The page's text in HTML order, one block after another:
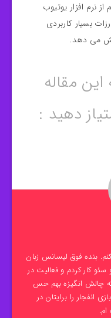
نرم افزار یوتیوب
بسیار کاربردی
می دهد.
این مقاله
دهید :
بنده فوق لیسانس زبان
نویسی و سئو کار کردم و فعالیت در
چالش انگیزه بهم حس
انفجار را برایتان در